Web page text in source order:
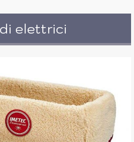
elettrici